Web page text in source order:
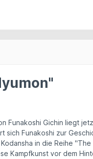
Funakoshi Gichin liegt
Funakoshi zur
in die Reihe
Kampfkunst vor dem